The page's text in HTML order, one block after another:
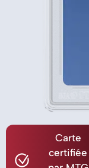
Carte
certifiée